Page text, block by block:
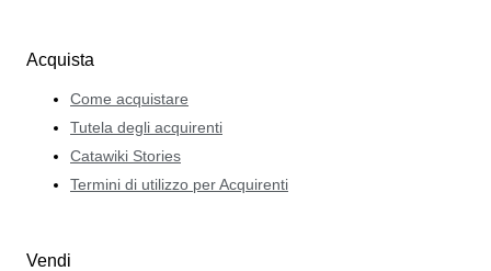
Acquista
Come acquistare
Tutela degli acquirenti
Catawiki Stories
Termini di utilizzo per Acquirenti
Vendi